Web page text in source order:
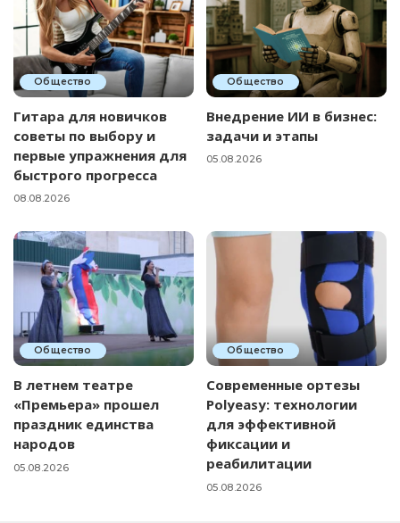
Общество
Гитара для новичков
советы по выбору и
первые упражнения для
быстрого прогресса
08.08.2026
Общество
Внедрение ИИ в бизнес:
задачи и этапы
05.08.2026
Общество
В летнем театре
«Премьера» прошел
праздник единства
народов
05.08.2026
Общество
Современные ортезы
Polyeasy: технологии
для эффективной
фиксации и
реабилитации
05.08.2026